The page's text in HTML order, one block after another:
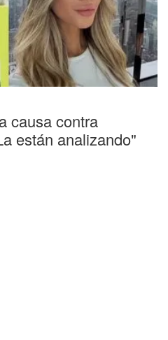
causa contra
están analizando"